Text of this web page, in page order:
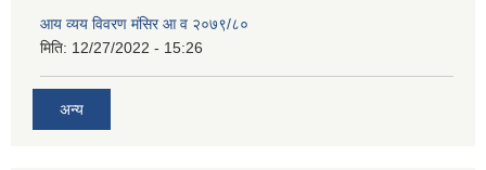
आय व्यय विवरण मंसिर आ व २०७९/८०
मिति: 12/27/2022 - 15:26
अन्य